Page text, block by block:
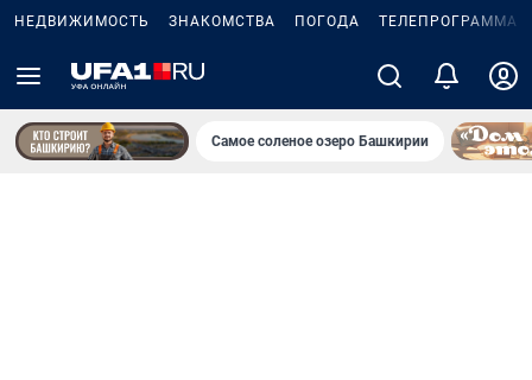
НЕДВИЖИМОСТЬ ЗНАКОМСТВА ПОГОДА ТЕЛЕПРОГРАММА
Самое соленое озеро Башкирии